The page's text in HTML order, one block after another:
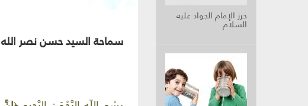
حرز الإمام الجواد عليه
السلام
سماحة السيد حسن نصر الله